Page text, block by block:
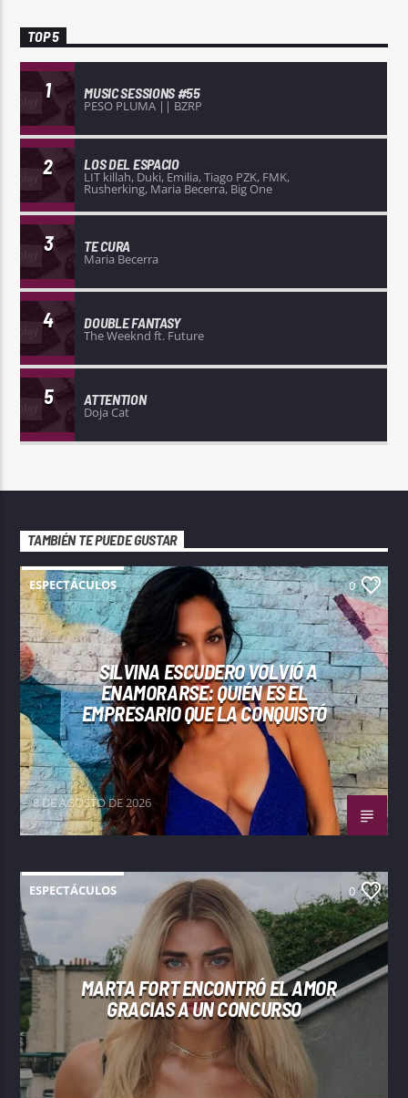
TOP 5
1 MUSIC SESSIONS #55
PESO PLUMA || BZRP
2 LOS DEL ESPACIO
LIT killah, Duki, Emilia, Tiago PZK, FMK,
Rusherking, Maria Becerra, Big One
3 TE CURA
Maria Becerra
4 DOUBLE FANTASY
The Weeknd ft. Future
5 ATTENTION
Doja Cat
TAMBIÉN TE PUEDE GUSTAR
ESPECTÁCULOS 0
SILVINA ESCUDERO VOLVIÓ A
ENAMORARSE: QUIÉN ES EL
EMPRESARIO QUE LA CONQUISTÓ
8 DE AGOSTO DE 2026
ESPECTÁCULOS 0
MARTA FORT ENCONTRÓ EL AMOR
GRACIAS A UN CONCURSO